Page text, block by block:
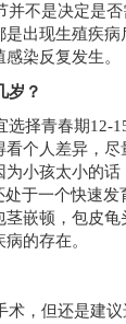
并不是决定是
出现生殖疾病
染反复发生。
岁？
选择青春期12-
个人差异，尽
小孩太小的话
于一个快速发
嵌顿，包皮龟
的存在。
术，但还是建